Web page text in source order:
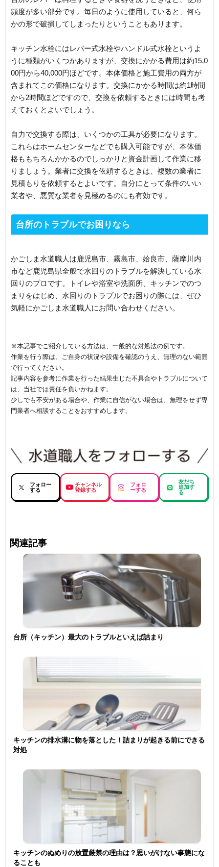
頻度が多い部分です。毎日のように使用していると、何ら
かの形で破損してしまったりということもあります。
キッチン水栓にはレバー式水栓やハンドル式水栓というよ
うに種類がいくつかありますが、交換にかかる費用は約15,0
00円から40,000円ほどです。本体価格と施工費用の両方が
含まれてこの価格になります。交換にかかる時間は約1時間
から2時間ほどですので、交換を依頼するときには時間も考
えておくとよいでしょう。
自力で交換する際は、いくつかの工具が必要になります。
これらはホームセンターなどでも購入可能ですが、本体価
格ももちろんかかるのでしっかりと資金計画して作業に移
りましょう。業者に交換を依頼するときは、複数の業者に
見積もりを依頼するとよいです。自分にとって条件のいい
業者や、悪質な業者を見極めるのにも有効です。
台所のトラブルでお困りなら
かごしま水道職人は鹿児島市、霧島市、姶良市、薩摩川内
市など鹿児島県全般で水回りのトラブルを解決している水
回りのプロです。トイレや浴室や洗面所、キッチンでのつ
まりをはじめ、水回りのトラブルでお困りの際には、ぜひ
気軽にかごしま水道職人にお問い合わせください。
※本記事でご紹介している方法は、一般的な対処法の例です。
作業を行う際は、ご自身の状況や設備を確認のうえ、無理のない範囲
で行ってください。
記事内容を参考に作業を行った結果生じた不具合やトラブルについて
は、当社では責任を負いかねます。
少しでも不安がある場合や、作業に自信がない場合は、無理をせず専
門業者へ相談することをおすすめします。
フォロー
する
チャンネル
登録する
フォロ
ーする
友だち
追加す
る
関連記事
台所（キッチン）最大のトラブルといえば詰まり
キッチンの排水溝に物を落とした！詰まりが起きる前にできる
対処
キッチンのぬめりの放置厳禁の理由は？思いがけない事態にな
ることも